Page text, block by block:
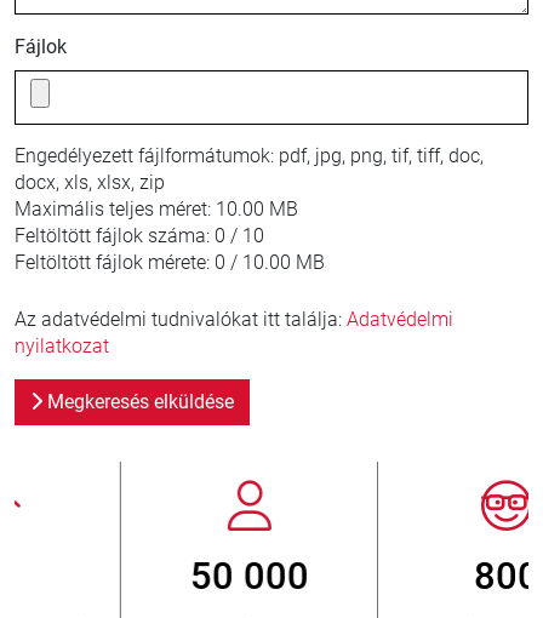
Fájlok
Engedélyezett fájlformátumok: pdf, jpg, png, tif, tiff, doc,
docx, xls, xlsx, zip
Maximális teljes méret: 10.00 MB
Feltöltött fájlok száma: 0 / 10
Feltöltött fájlok mérete: 0 / 10.00 MB
Az adatvédelmi tudnivalókat itt találja: Adatvédelmi
nyilatkozat
Megkeresés elküldése
> 3 500 000